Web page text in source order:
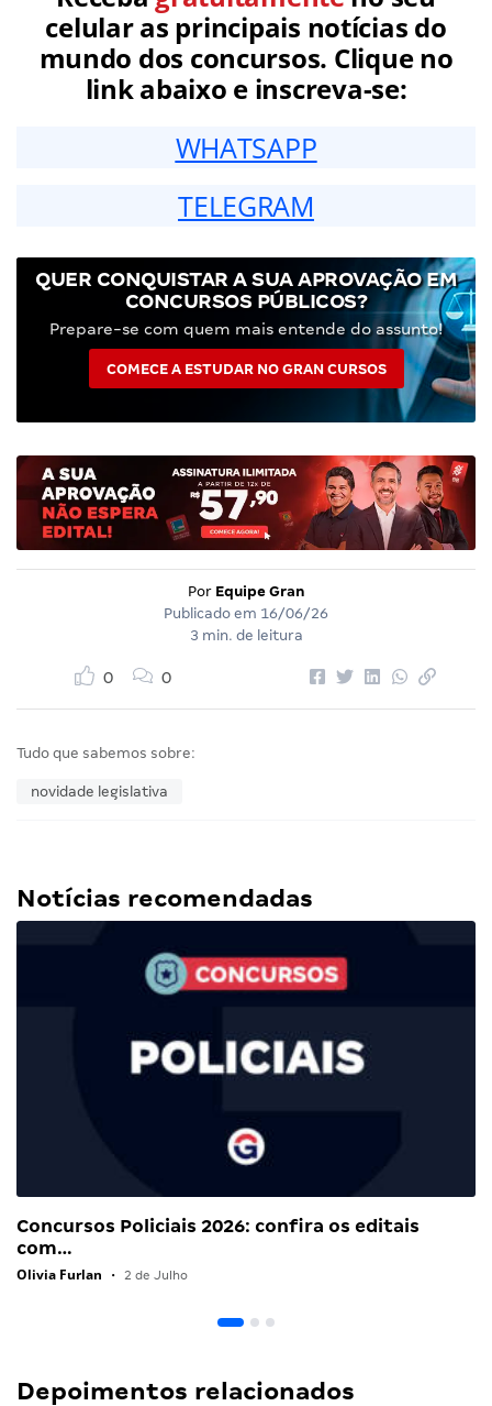
celular as principais notícias do
mundo dos concursos. Clique no
link abaixo e inscreva-se:
WHATSAPP
TELEGRAM
QUER CONQUISTAR A SUA APROVAÇÃO EM
CONCURSOS PÚBLICOS?
Prepare-se com quem mais entende do assunto!
COMECE A ESTUDAR NO GRAN CURSOS
Por Equipe Gran
Publicado em 16/06/26
3 min. de leitura
0 0
Tudo que sabemos sobre:
novidade legislativa
Notícias recomendadas
Concursos Policiais 2026: confira os editais
com…
Olivia Furlan • 2 de Julho
Depoimentos relacionados